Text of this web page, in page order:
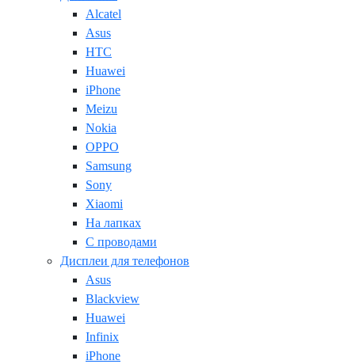
Alcatel
Asus
HTC
Huawei
iPhone
Meizu
Nokia
OPPO
Samsung
Sony
Xiaomi
На лапках
С проводами
Дисплеи для телефонов
Asus
Blackview
Huawei
Infinix
iPhone